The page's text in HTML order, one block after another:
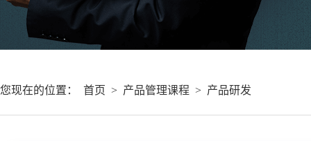
您现在的位置： 首页 > 产品管理课程 > 产品研发